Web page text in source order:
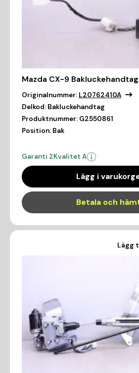
Mazda CX-9 Bakluckehandtag
Originalnummer: L20762410A
Delkod: Bakluckehandtag
Produktnummer: G2550861
Position: Bak
Garanti 2Kvalitet A
Lägg i
Betala och
Lägg